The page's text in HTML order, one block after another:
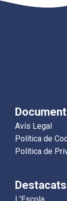
Avís Legal
Política de
Política de
Destacats
L'Escola